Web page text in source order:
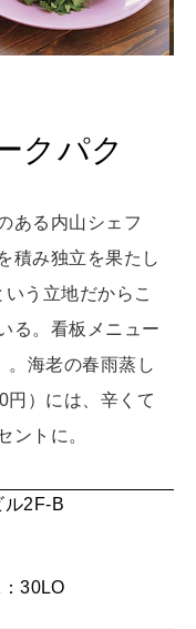
クパク
ある内山シェフ
積み独立を果たし
う立地だからこ
る。看板メニュー
。海老の春雨蒸し
円）には、辛くて
ントに。
ル2F-B
30LO